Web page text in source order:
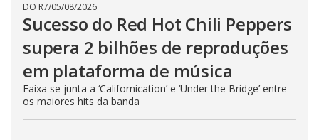
DO R7/05/08/2026
Sucesso do Red Hot Chili Peppers
supera 2 bilhões de reproduções
em plataforma de música
Faixa se junta a ‘Californication’ e ‘Under the Bridge’ entre
os maiores hits da banda